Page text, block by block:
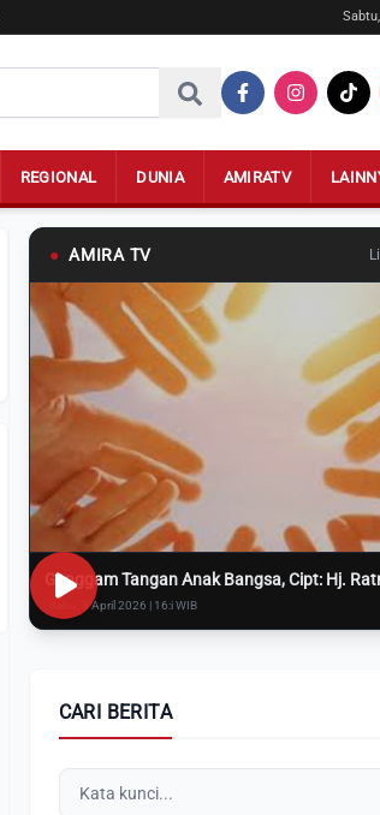
REGIONAL DUNIA AMIRATV
● AMIRA TV
Genggam Tangan Anak Bangsa, Cipt: Hj.
Rabu, 8 April 2026 | 16:i WIB
CARI BERITA